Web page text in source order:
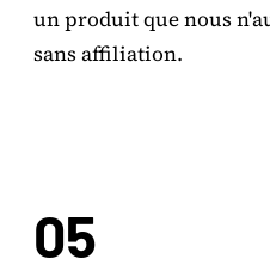
un produit que nous
sans affiliation.
05